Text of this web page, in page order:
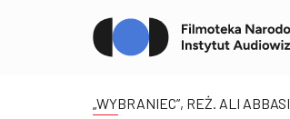
„WYBRANIEC”, REŻ. ALI ABBASI